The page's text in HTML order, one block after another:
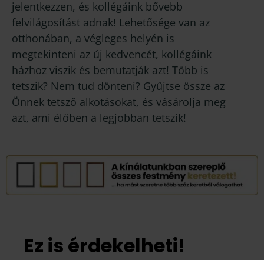
jelentkezzen, és kollégáink bővebb
felvilágosítást adnak! Lehetősége van az
otthonában, a végleges helyén is
megtekinteni az új kedvencét, kollégáink
házhoz viszik és bemutatják azt! Több is
tetszik? Nem tud dönteni? Gyűjtse össze az
Önnek tetsző alkotásokat, és vásárolja meg
azt, ami élőben a legjobban tetszik!
Ez is érdekelheti!